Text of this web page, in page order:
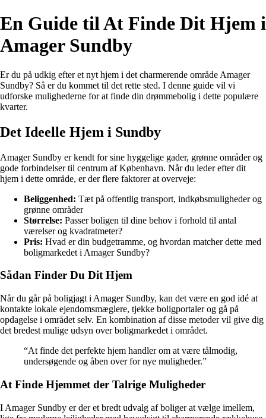
En Guide til At Finde Dit Hjem i
Amager Sundby
Er du på udkig efter et nyt hjem i det charmerende område Amager
Sundby? Så er du kommet til det rette sted. I denne guide vil vi
udforske mulighederne for at finde din drømmebolig i dette populære
kvarter.
Det Ideelle Hjem i Sundby
Amager Sundby er kendt for sine hyggelige gader, grønne områder og
gode forbindelser til centrum af København. Når du leder efter dit
hjem i dette område, er der flere faktorer at overveje:
Beliggenhed: Tæt på offentlig transport, indkøbsmuligheder og
grønne områder
Størrelse: Passer boligen til dine behov i forhold til antal
værelser og kvadratmeter?
Pris: Hvad er din budgetramme, og hvordan matcher dette med
boligmarkedet i Amager Sundby?
Sådan Finder Du Dit Hjem
Når du går på boligjagt i Amager Sundby, kan det være en god idé at
kontakte lokale ejendomsmæglere, tjekke boligportaler og gå på
opdagelse i området selv. En kombination af disse metoder vil give dig
det bredest mulige udsyn over boligmarkedet i området.
“At finde det perfekte hjem handler om at være tålmodig,
undersøgende og åben over for nye muligheder.”
At Finde Hjemmet der Talrige Muligheder
I Amager Sundby er der et bredt udvalg af boliger at vælge imellem,